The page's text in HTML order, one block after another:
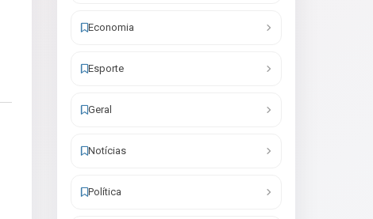
Economia
Esporte
Geral
Notícias
Política